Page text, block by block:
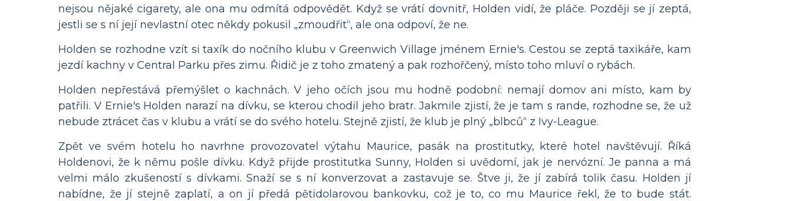
nejsou nějaké cigarety, ale ona mu odmítá odpovědět. Když se vrátí dovnitř, Holden vidí, že pláče. Později se jí zeptá,
jestli se s ní její nevlastní otec někdy pokusil „zmoudřit“, ale ona odpoví, že ne.
Holden se rozhodne vzít si taxík do nočního klubu v Greenwich Village jménem Ernie's. Cestou se zeptá taxikáře, kam
jezdí kachny v Central Parku přes zimu. Řidič je z toho zmatený a pak rozhořčený, místo toho mluví o rybách.
Holden nepřestává přemýšlet o kachnách. V jeho očích jsou mu hodně podobní: nemají domov ani místo, kam by
patřili. V Ernie's Holden narazí na dívku, se kterou chodil jeho bratr. Jakmile zjistí, že je tam s rande, rozhodne se, že už
nebude ztrácet čas v klubu a vrátí se do svého hotelu. Stejně zjistí, že klub je plný „blbců“ z Ivy-League.
Zpět ve svém hotelu ho navrhne provozovatel výtahu Maurice, pasák na prostitutky, které hotel navštěvují. Říká
Holdenovi, že k němu pošle dívku. Když přijde prostitutka Sunny, Holden si uvědomí, jak je nervózní. Je panna a má
velmi málo zkušeností s dívkami. Snaží se s ní konverzovat a zastavuje se. Štve ji, že jí zabírá tolik času. Holden jí
nabídne, že jí stejně zaplatí, a on jí předá pětidolarovou bankovku, což je to, co mu Maurice řekl, že to bude stát.